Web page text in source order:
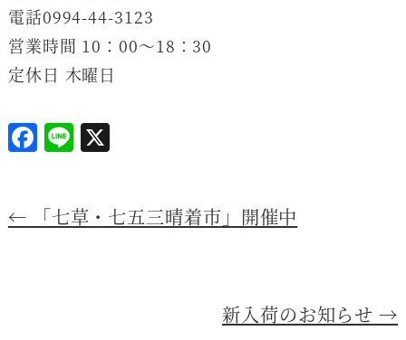
電話0994-44-3123
営業時間 10：00～18：30
定休日 木曜日
F
a
e
Li
n
X
← 「七草・七五三晴着市」開催中
新入荷のお知らせ→